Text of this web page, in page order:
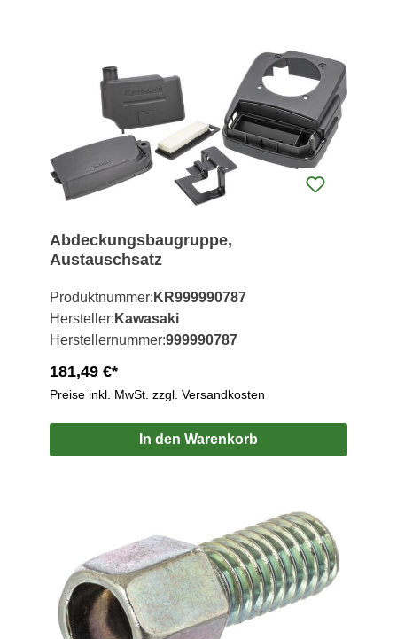
Abdeckungsbaugruppe,
Austauschsatz
Produktnummer: KR999990787
Hersteller: Kawasaki
Herstellernummer:999990787
181,49 €*
Preise inkl. MwSt. zzgl. Versandkosten
In den Warenkorb